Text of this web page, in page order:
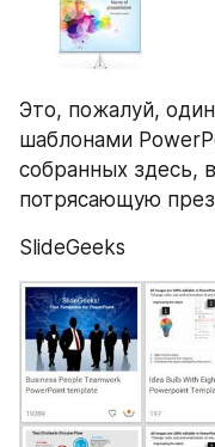
Это, пожалуй,
шаблонами
собранных здесь,
потрясающую
SlideGeeks